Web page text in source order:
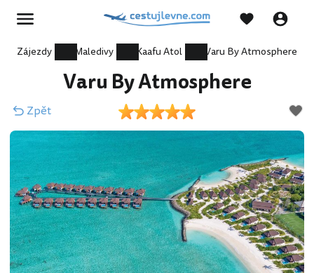
Zájezdy Maledivy Kaafu Atol Varu By Atmosphere
Varu By Atmosphere
Zpět